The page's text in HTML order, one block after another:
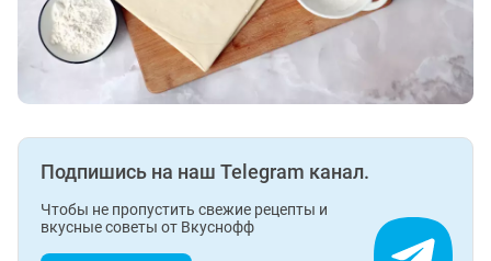
Подпишись на наш Telegram канал.
Чтобы не пропустить свежие рецепты и
вкусные советы от Вкуснофф